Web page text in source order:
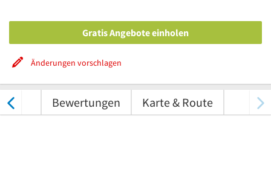
Gratis Angebote einholen
Änderungen vorschlagen
Bewertungen Karte & Route